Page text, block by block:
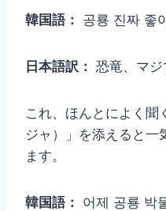
韓国語： 공룡 진짜 좋
日本語訳： 恐竜、マジ
これ、ほんとによく聞
ジャ）」を添えると一
ます。
韓国語： 어제 공룡 박